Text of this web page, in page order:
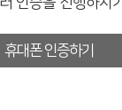
휴대폰 인증하기